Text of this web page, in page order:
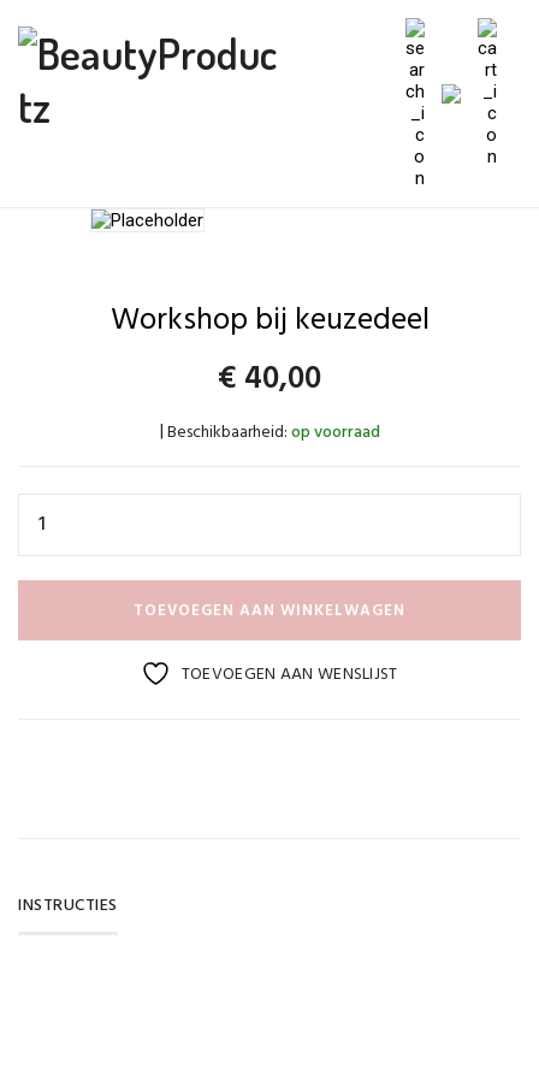
Workshop bij keuzedeel
€40,00
Beschikbaarheid:op voorraad
TOEVOEGEN AAN WINKELWAGEN
TOEVOEGEN AAN WENSLIJST
INSTRUCTIES